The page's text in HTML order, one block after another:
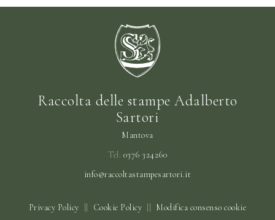
Raccolta delle stampe Adalberto
Sartori
Mantova
Tel: 0376 324260
info@raccoltastampesartori.it
Privacy Policy Cookie Policy Modifica consenso cookie